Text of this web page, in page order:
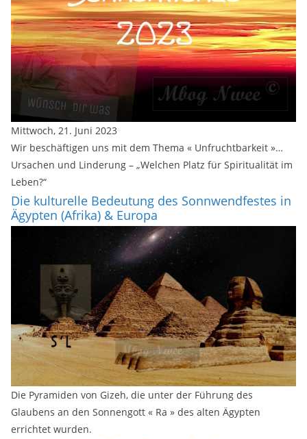
Mittwoch, 21. Juni 2023
Wir beschäftigen uns mit dem Thema « Unfruchtbarkeit »…
Ursachen und Linderung – „Welchen Platz für Spiritualität im
Leben?“
Die kulturelle Bedeutung des Sonnwendfestes in
Ägypten (Afrika) & Europa
Die Pyramiden von Gizeh, die unter der Führung des
Glaubens an den Sonnengott « Ra » des alten Ägypten
errichtet wurden.